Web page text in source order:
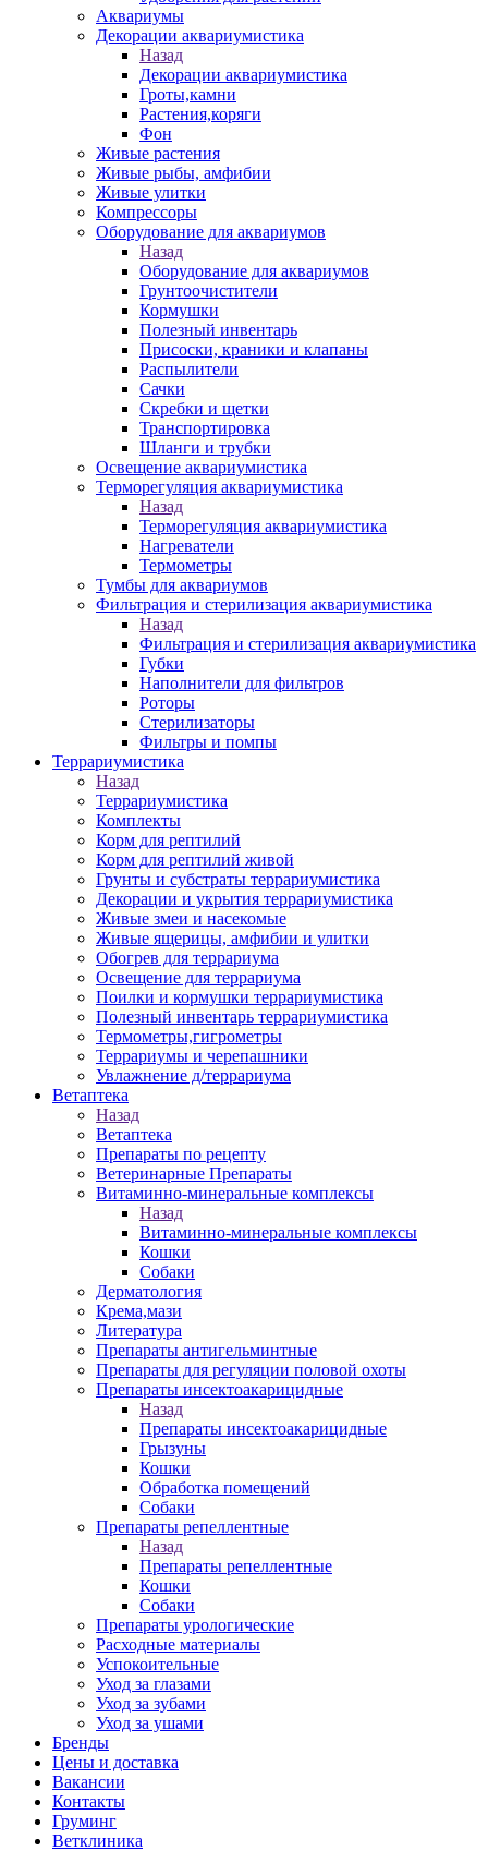
Аквариумы
Декорации аквариумистика
Назад
Декорации аквариумистика
Гроты,камни
Растения,коряги
Фон
Живые растения
Живые рыбы, амфибии
Живые улитки
Компрессоры
Оборудование для аквариумов
Назад
Оборудование для аквариумов
Грунтоочистители
Кормушки
Полезный инвентарь
Присоски, краники и клапаны
Распылители
Сачки
Скребки и щетки
Транспортировка
Шланги и трубки
Освещение аквариумистика
Терморегуляция аквариумистика
Назад
Терморегуляция аквариумистика
Нагреватели
Термометры
Тумбы для аквариумов
Фильтрация и стерилизация аквариумистика
Назад
Фильтрация и стерилизация аквариумистика
Губки
Наполнители для фильтров
Роторы
Стерилизаторы
Фильтры и помпы
Террариумистика
Назад
Террариумистика
Комплекты
Корм для рептилий
Корм для рептилий живой
Грунты и субстраты террариумистика
Декорации и укрытия террариумистика
Живые змеи и насекомые
Живые ящерицы, амфибии и улитки
Обогрев для террариума
Освещение для террариума
Поилки и кормушки террариумистика
Полезный инвентарь террариумистика
Термометры,гигрометры
Террариумы и черепашники
Увлажнение д/террариума
Ветаптека
Назад
Ветаптека
Препараты по рецепту
Ветеринарные Препараты
Витаминно-минеральные комплексы
Назад
Витаминно-минеральные комплексы
Кошки
Собаки
Дерматология
Крема,мази
Литература
Препараты антигельминтные
Препараты для регуляции половой охоты
Препараты инсектоакарицидные
Назад
Препараты инсектоакарицидные
Грызуны
Кошки
Обработка помещений
Собаки
Препараты репеллентные
Назад
Препараты репеллентные
Кошки
Собаки
Препараты урологические
Расходные материалы
Успокоительные
Уход за глазами
Уход за зубами
Уход за ушами
Бренды
Цены и доставка
Вакансии
Контакты
Груминг
Ветклиника